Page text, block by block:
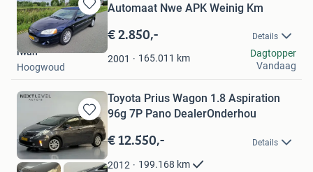
Bewaren
in
Favorieten
Automaat Nwe APK Weinig Km
€ 2.850,- Details
2001 165.011 km
iwan
Hoogwoud
Dagtopper
Vandaag
Bewaren
in
Mijn
Favorieten
Toyota Prius Wagon 1.8 Aspiration
96g 7P Pano DealerOnderhou
€ 12.550,- Details
2012 199.168 km